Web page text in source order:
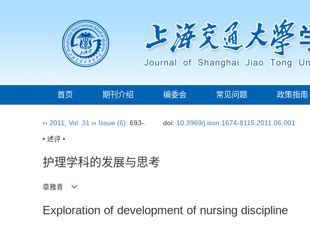
首页 期刊介绍 编委会 常见问题 政策指南
›› 2011 Vol. 31 ›› Issue (6): 693-. doi: 10.3969/j.issn.1674-8115.2011.06.001
• 述评 •
护理学科的发展与思考
章雅青
Exploration of development of nursing discipline